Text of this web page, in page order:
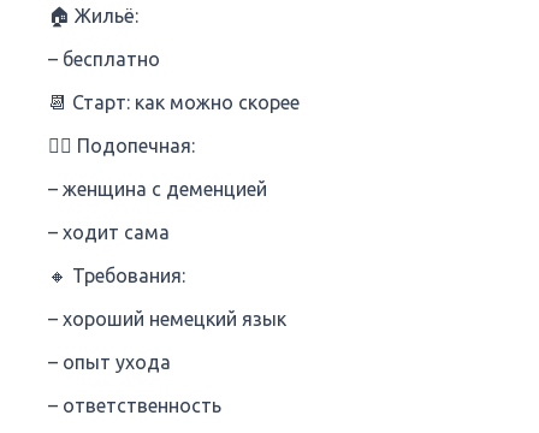
🏠 Жильё:
– бесплатно
📆 Старт: как можно скорее
🧑‍⚕️ Подопечная:
– женщина с деменцией
– ходит сама
🔸 Требования:
– хороший немецкий язык
– опыт ухода
– ответственность